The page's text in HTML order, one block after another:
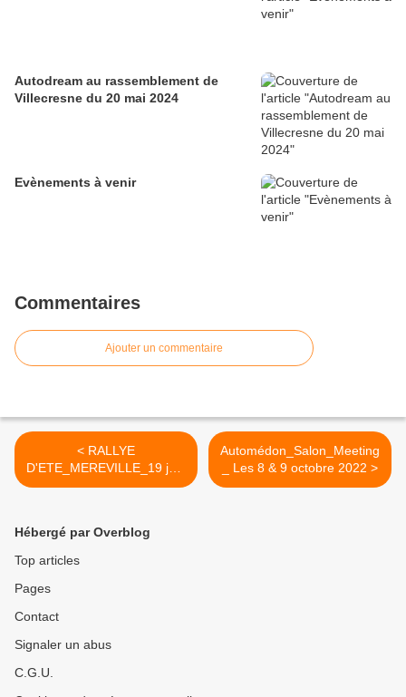
Autodream au rassemblement de
Villecresne du 20 mai 2024
Evènements à venir
Commentaires
Ajouter un commentaire
< RALLYE
D'ETE_MEREVILLE_19 juin
2022
Automédon_Salon_Meeting
_ Les 8 & 9 octobre 2022 >
Hébergé par Overblog
Top articles
Pages
Contact
Signaler un abus
C.G.U.